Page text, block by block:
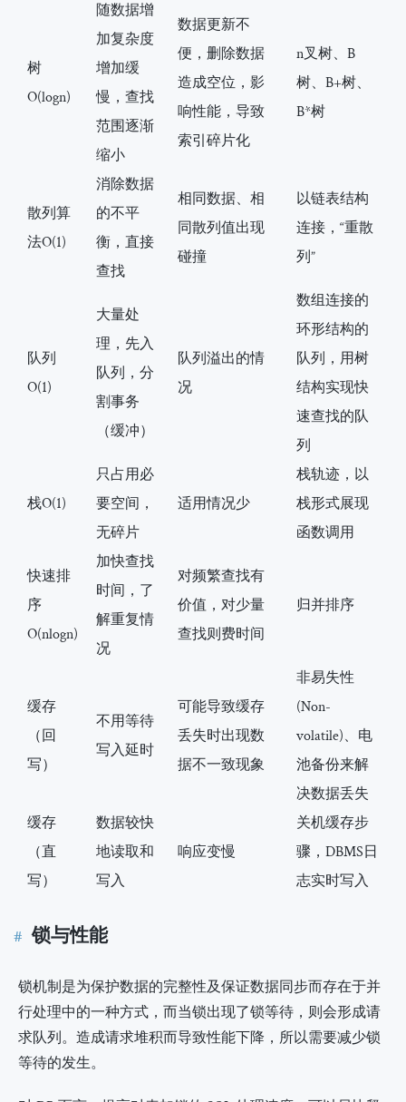
树
O(logn)
随数据增
加复杂度
增加缓
慢，查找
范围逐渐
缩小
数据更新不
便，删除数据
造成空位，影
响性能，导致
索引碎片化
n叉树、B
树、B+树、
B*树
散列算
法O(1)
消除数据
的不平
衡，直接
查找
相同数据、相
同散列值出现
碰撞
以链表结构
连接，“重散
列”
队列
O(1)
大量处
理，先入
队列，分
割事务
（缓冲）
队列溢出的情
况
数组连接的
环形结构的
队列，用树
结构实现快
速查找的队
列
栈O(1)
只占用必
要空间，
无碎片
适用情况少
栈轨迹，以
栈形式展现
函数调用
快速排
序
O(nlogn)
加快查找
时间，了
解重复情
况
对频繁查找有
价值，对少量
查找则费时间
归并排序
缓存
（回
写）
不用等待
写入延时
可能导致缓存
丢失时出现数
据不一致现象
非易失性
(Non-
volatile)、电
池备份来解
决数据丢失
缓存
（直
写）
数据较快
地读取和
写入
响应变慢
关机缓存步
骤，DBMS日
志实时写入
锁与性能
锁机制是为保护数据的完整性及保证数据同步而存在于并
行处理中的一种方式，而当锁出现了锁等待，则会形成请
求队列。造成请求堆积而导致性能下降，所以需要减少锁
等待的发生。